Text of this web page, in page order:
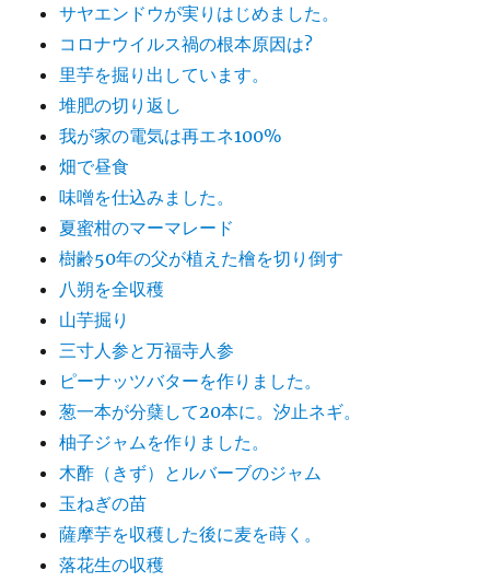
サヤエンドウが実りはじめました。
コロナウイルス禍の根本原因は?
里芋を掘り出しています。
堆肥の切り返し
我が家の電気は再エネ100%
畑で昼食
味噌を仕込みました。
夏蜜柑のマーマレード
樹齢50年の父が植えた檜を切り倒す
八朔を全収穫
山芋掘り
三寸人参と万福寺人参
ピーナッツバターを作りました。
葱一本が分蘖して20本に。汐止ネギ。
柚子ジャムを作りました。
木酢（きず）とルバーブのジャム
玉ねぎの苗
薩摩芋を収穫した後に麦を蒔く。
落花生の収穫